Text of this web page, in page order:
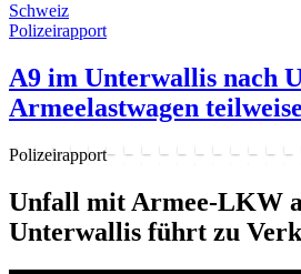
Schweiz
Polizeirapport
A9 im Unterwallis nach
Armeelastwagen
Polizeirapport
Unfall mit Armee-LKW
Unterwallis führt zu